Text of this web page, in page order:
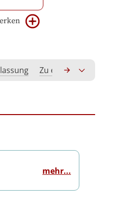
Zu erwerbende
mehr...